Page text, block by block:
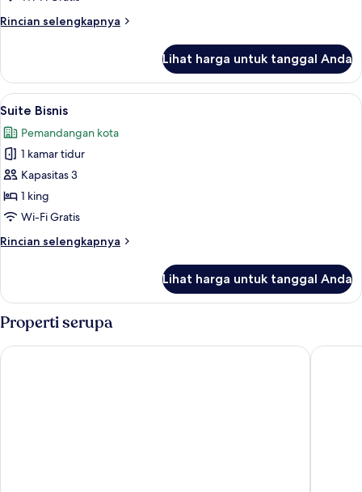
Rincian selengkapnya
Rincian
Suite
Eksekutif
Lihat harga untuk tanggal Anda
Lihat
semua
foto
untuk
Suite
Bisnis
Suite Bisnis | Brankas, ruang kerja
6
Suite Bisnis
Pemandangan kota
1 kamar tidur
Kapasitas 3
1 king
Wi-Fi Gratis
Rincian selengkapnya
Rincian
Suite
Bisnis
Lihat harga untuk tanggal Anda
Properti serupa
Zaha Taiba Hotel Saja Al